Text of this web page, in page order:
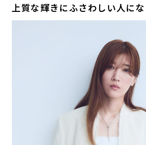
上質な輝きにふさわしい人にな